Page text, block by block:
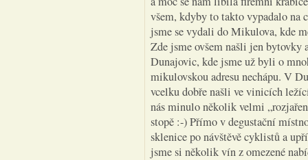
všem, kdyby to takto vypadalo na
jsme se vydali do Mikulova, kde
Zde jsme ovšem našli jen
Dunajovic, kde jsme už byli o
mikulovskou adresu nechápu. V
vcelku dobře našli ve vinicích
nás minulo několik velmi
stopě :-) Přímo v degustační
sklenice po návštěvě cyklistů a
jsme si několik vín z omezené